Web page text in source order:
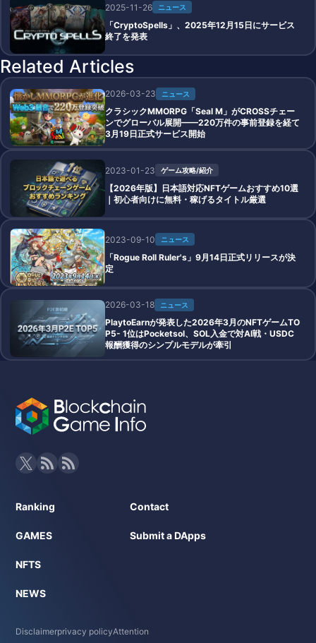
2025-11-26 ニュース
「CryptoSpells」、2025年12月15日にサービス
終了を発表
Related Articles
2026-03-23 ニュース
クラシックMMORPG「Seal M」がCROSSチェー
ンでグローバル展開——220万件の事前登録を経て
3月19日正式サービス開始
2023-01-23 ゲーム攻略/紹介
【2026年版】日本語対応NFTゲームおすすめ10選
｜初心者向けに無料・稼げるタイトル厳選
2023-09-10 ニュース
「Rogue Roll Ruler's」9月14日正式リリースが決
定
2026-03-18 ニュース
PlaytoEarnが発表した2026年3月のNFTゲームTO
P5- 1位はPocketsol、SOL入金で対AI戦・USDC
報酬獲得のシンプルモデルが牽引
Ranking
GAMES
NFTS
NEWS
Contact
Submit a DApps
Disclaimerprivacy policyAttention